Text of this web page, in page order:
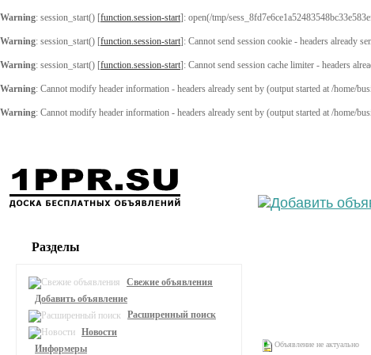
Warning: session_start() [function.session-start]: open(/tmp/
Warning: session_start() [function.session-start]: Cannot send session cookie - headers already
Warning: session_start() [function.session-start]: Cannot send session cache limiter - headers
Warning: Cannot modify header information - headers already sent by (output started at /home/
Warning: Cannot modify header information - headers already sent by (output started at /home/
Объявление не актуально
Разделы
Свежие объявления
Добавить объявление
Расширенный поиск
Новости
Информеры